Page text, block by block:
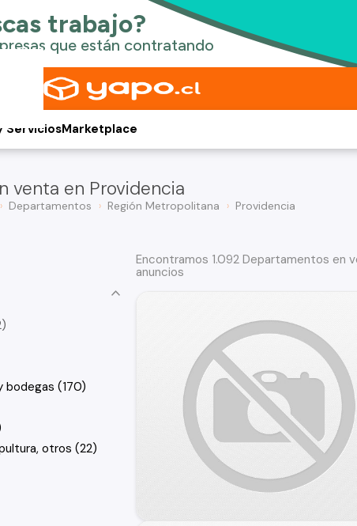
ServiciosMarketplace
venta en Providencia
Departamentos Región Metropolitana Providencia
bodegas (170)
otros (22)
Encontramos 1.092 Departamentos en
anuncios